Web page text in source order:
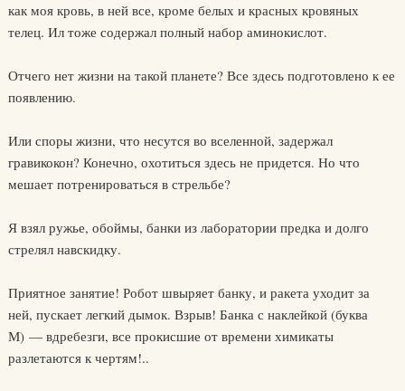
как моя кровь, в ней все, кроме белых и красных кровяных
телец. Ил тоже содержал полный набор аминокислот.
Отчего нет жизни на такой планете? Все здесь подготовлено к ее
появлению.
Или споры жизни, что несутся во вселенной, задержал
гравикокон? Конечно, охотиться здесь не придется. Но что
мешает потренироваться в стрельбе?
Я взял ружье, обоймы, банки из лаборатории предка и долго
стрелял навскидку.
Приятное занятие! Робот швыряет банку, и ракета уходит за
ней, пускает легкий дымок. Взрыв! Банка с наклейкой (буква
М) — вдребезги, все прокисшие от времени химикаты
разлетаются к чертям!..